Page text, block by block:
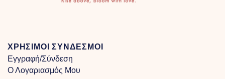
ΧΡΗΣΙΜΟΙ ΣΥΝΔΕΣΜΟΙ
Εγγραφή/Σύνδεση
Ο Λογαριασμός Μου